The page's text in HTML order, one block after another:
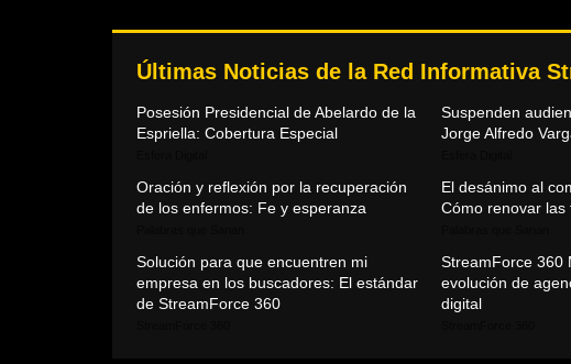
Últimas Noticias de la Red Informativa
Posesión Presidencial de Abelardo de la
Espriella: Cobertura Especial
Suspenden
Jorge Alfredo
Oración y reflexión por la recuperación
de los enfermos: Fe y esperanza
El desánimo al
Cómo renovar las
Solución para que encuentren mi
empresa en los buscadores: El estándar
de StreamForce 360
StreamForce 360
evolución de
digital